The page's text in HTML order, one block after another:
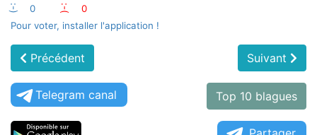
:-) 0 :-(
0
Pour voter, installer l'application !
Précédent Suivant
Telegram canal Top 10 blagues